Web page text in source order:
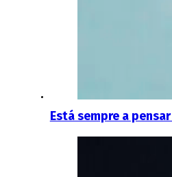
Está sempre a